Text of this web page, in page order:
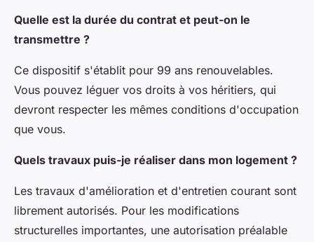
Quelle est la durée du contrat et peut-on le
transmettre ?
Ce dispositif s'établit pour 99 ans renouvelables.
Vous pouvez léguer vos droits à vos héritiers, qui
devront respecter les mêmes conditions d'occupation
que vous.
Quels travaux puis-je réaliser dans mon logement ?
Les travaux d'amélioration et d'entretien courant sont
librement autorisés. Pour les modifications
structurelles importantes, une autorisation préalable